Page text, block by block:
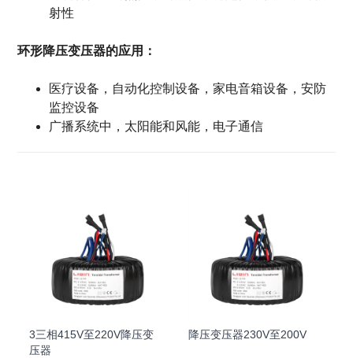
射性
环形降压变压器的应用：
医疗设备，自动化控制设备，家电音箱设备，安防
监控设备
广播系统中，太阳能和风能，电子通信
3三相415V至220V降压变
压器
降压变压器230V至200V